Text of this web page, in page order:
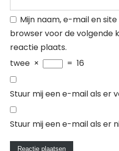
Mijn naam, e-mail en
browser voor de volgende
reactie plaats.
twee × = 16
Stuur mij een e-mail als er
Stuur mij een e-mail als er